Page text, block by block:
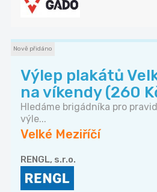
Nově přidáno
Výlep plakátů
na víkendy (260
Hledáme brigádníka pro
výle...
Velké Meziříčí
RENGL, s.r.o.